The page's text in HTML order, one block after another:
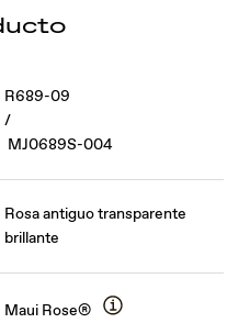
R689-09
/
MJ0689S-004
Rosa antiguo transparente
brillante
Maui Rose®